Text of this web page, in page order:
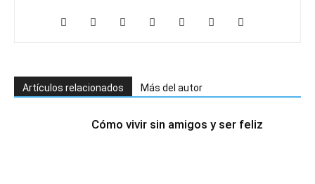
Artículos relacionados Más del autor
Cómo vivir sin amigos y ser feliz